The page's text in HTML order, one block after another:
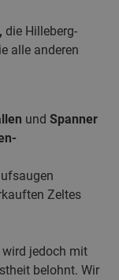
die Hilleberg-
alle anderen
und Spanner
Zeltes
wird jedoch mit
belohnt. Wir